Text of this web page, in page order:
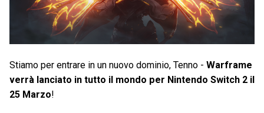
Stiamo per entrare in un nuovo dominio, Tenno - Warframe
verrà lanciato in tutto il mondo per Nintendo Switch 2 il
25 Marzo!